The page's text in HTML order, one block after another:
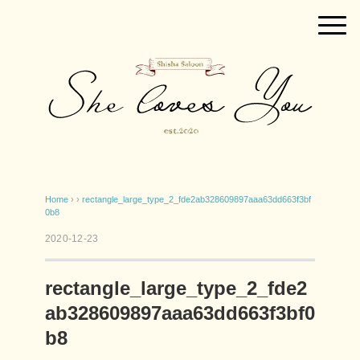
Home › › rectangle_large_type_2_fde2ab328609897aaa63dd663f3bf
0b8
2020-12-23
rectangle_large_type_2_fde2
ab328609897aaa63dd663f3bf0
b8